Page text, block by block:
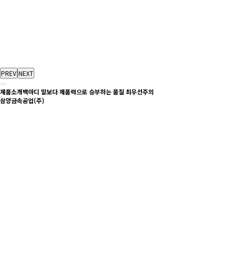
PREV NEXT
제품소개백마디 말보다 제품력으로 승부하는 품질 최우선주의
삼양금속공업(주)